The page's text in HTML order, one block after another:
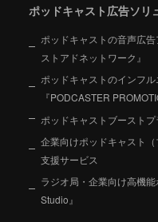
ポッドキャスト広告ソリ
ポッドキャストの音声広
ストアドネットワーク』
ポッドキャストのインフ
『PODCASTER
ポッドキャストブーストプ
企業向けポッドキャスト
支援サービス
ラジオ局・企業向け高機
Studio』